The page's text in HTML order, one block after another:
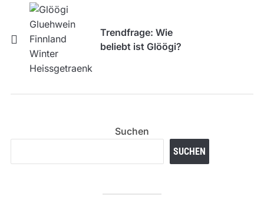
Trendfrage: Wie
beliebt ist Glöögi?
Suchen
SUCHEN